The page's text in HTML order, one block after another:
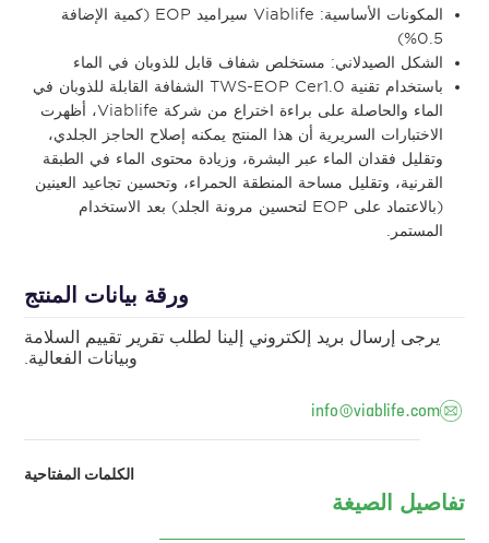
المكونات الأساسية: Viablife سيراميد EOP (كمية الإضافة
0.5%)
الشكل الصيدلاني: مستخلص شفاف قابل للذوبان في الماء
باستخدام تقنية TWS-EOP Cer1.0 الشفافة القابلة للذوبان في
الماء والحاصلة على براءة اختراع من شركة Viablife، أظهرت
الاختبارات السريرية أن هذا المنتج يمكنه إصلاح الحاجز الجلدي،
وتقليل فقدان الماء عبر البشرة، وزيادة محتوى الماء في الطبقة
القرنية، وتقليل مساحة المنطقة الحمراء، وتحسين تجاعيد العينين
(بالاعتماد على EOP لتحسين مرونة الجلد) بعد الاستخدام
المستمر.
ورقة بيانات المنتج
يرجى إرسال بريد إلكتروني إلينا لطلب تقرير تقييم السلامة
وبيانات الفعالية.
info@viablife.com
الكلمات المفتاحية
تفاصيل الصيغة